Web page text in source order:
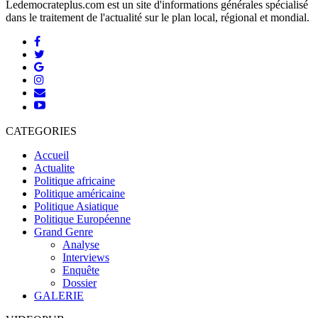
Ledemocrateplus.com est un site d'informations générales spécialisé
dans le traitement de l'actualité sur le plan local, régional et mondial.
CATEGORIES
Accueil
Actualite
Politique africaine
Politique américaine
Politique Asiatique
Politique Européenne
Grand Genre
Analyse
Interviews
Enquête
Dossier
GALERIE